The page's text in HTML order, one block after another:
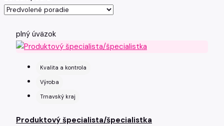
plný úväzok
Kvalita a kontrola
Výroba
Trnavský kraj
Produktový špecialista/špecialistka